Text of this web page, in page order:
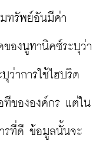
มทรัพย์อันมีค่า
องนูทานิคซ์ระบุว่า
ว่าการใช้ไฮบริด
ขององค์กร แต่ใน
รที่ดี ข้อมูลนั้นจะ